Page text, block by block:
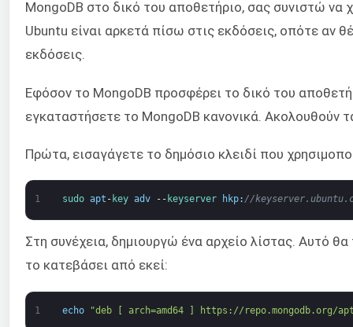
MongoDB στο δικό του αποθετήριο, σας συνιστώ να
Ubuntu είναι αρκετά πίσω στις εκδόσεις, οπότε αν
εκδόσεις.
Εφόσον το MongoDB προσφέρει το δικό του
εγκαταστήσετε το MongoDB κανονικά. Ακολουθούν
Πρώτα, εισαγάγετε το δημόσιο κλειδί που
1 sudo apt - key adv -- keyserver hkp: //
Στη συνέχεια, δημιουργώ ένα αρχείο λίστας. Αυτό
το κατεβάσει από εκεί:
1 echo "deb [ arch=amd64 ] https://repo.mongodb.org/